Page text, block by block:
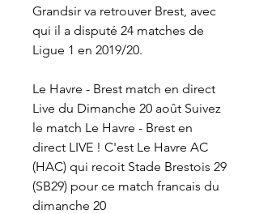
Grandsir va retrouver Brest, avec
qui il a disputé 24 matches de
Ligue 1 en 2019/20.
Le Havre - Brest match en direct
Live du Dimanche 20 août Suivez
le match Le Havre - Brest en
direct LIVE ! C'est Le Havre AC
(HAC) qui recoit Stade Brestois 29
(SB29) pour ce match francais du
dimanche 20